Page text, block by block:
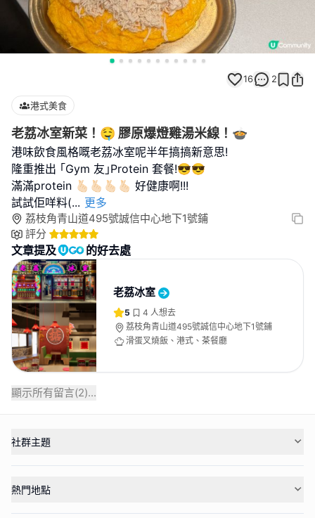
16 2
港式美食
老荔冰室新菜！🤤 膠原爆燈雞湯米線！🍲
港味飲食風格嘅老荔冰室呢半年搞搞新意思!
隆重推出 ｢Gym 友｣Protein 套餐!😎😎
滿滿protein 🫰🏻🫰🏻🫰🏻🫰🏻 好健康啊!!!
試試佢咩料(... 更多
荔枝角青山道495號誠信中心地下1號鋪
評分
文章提及 的好去處
老荔冰室
5 4 人想去
荔枝角青山道495號誠信中心地下1號鋪
滑蛋叉燒飯、港式、茶餐廳
顯示所有留言(2)...
社群主題
熱門地點